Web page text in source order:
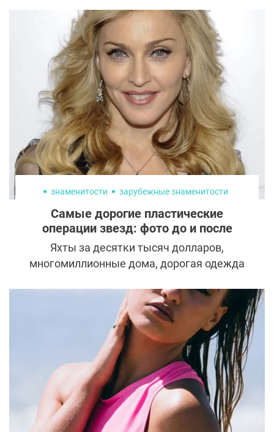
и первая жена Брэда Питта.
знаменитости зарубежные знаменитости
Самые дорогие пластические
операции звезд: фото до и после
Яхты за десятки тысяч долларов,
многомиллионные дома, дорогая одежда
жалеют денег на свои прихоти. А сколько
стоит их внешность?